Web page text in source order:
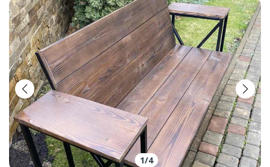
1/4